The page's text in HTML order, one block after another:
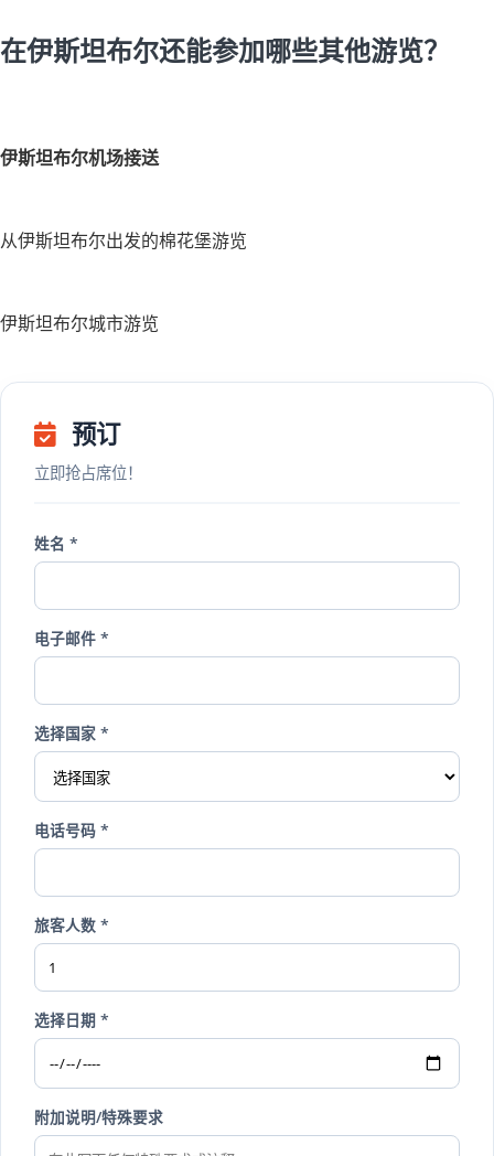
在伊斯坦布尔还能参加哪些其他游览？
伊斯坦布尔机场接送
从伊斯坦布尔出发的棉花堡游览
伊斯坦布尔城市游览
预订
立即抢占席位！
姓名 *
电子邮件 *
选择国家 *
电话号码 *
旅客人数 *
选择日期 *
附加说明/特殊要求